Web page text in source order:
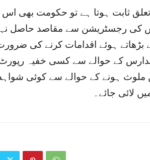
ثابت ہوتا ہے تو حکومت بھی
کی رجسٹریشن سے مقاصد حاصل
ہوئے اقدامات کرنے کی
کے حوالے سے کسی خفیہ
ہونے کے حوالے سے کوئی
لائی جائے۔